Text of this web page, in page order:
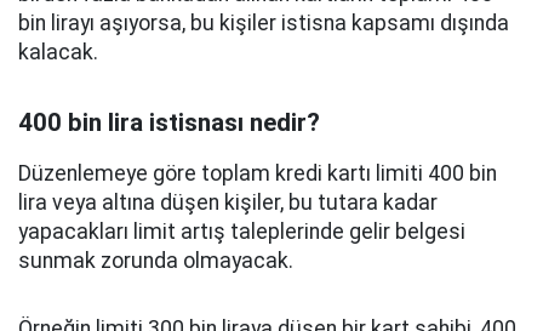
bin lirayı aşıyorsa, bu kişiler istisna kapsamı dışında
kalacak.
400 bin lira istisnası nedir?
Düzenlemeye göre toplam kredi kartı limiti 400 bin
lira veya altına düşen kişiler, bu tutara kadar
yapacakları limit artış taleplerinde gelir belgesi
sunmak zorunda olmayacak.